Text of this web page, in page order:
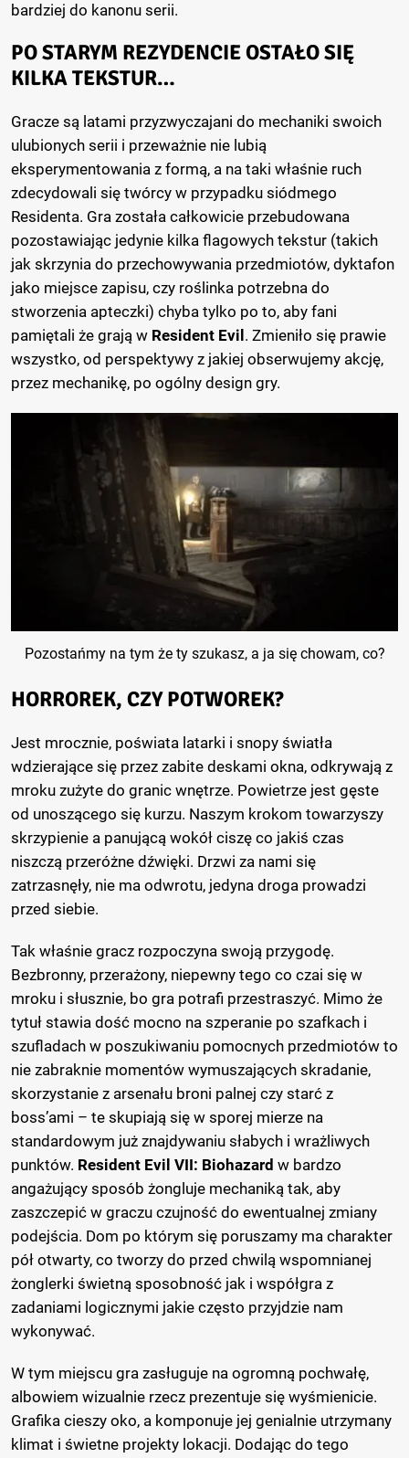
bardziej do kanonu serii.
PO STARYM REZYDENCIE OSTAŁO SIĘ
KILKA TEKSTUR…
Gracze są latami przyzwyczajani do mechaniki swoich
ulubionych serii i przeważnie nie lubią
eksperymentowania z formą, a na taki właśnie ruch
zdecydowali się twórcy w przypadku siódmego
Residenta. Gra została całkowicie przebudowana
pozostawiając jedynie kilka flagowych tekstur (takich
jak skrzynia do przechowywania przedmiotów, dyktafon
jako miejsce zapisu, czy roślinka potrzebna do
stworzenia apteczki) chyba tylko po to, aby fani
pamiętali że grają w Resident Evil . Zmieniło się prawie
wszystko, od perspektywy z jakiej obserwujemy akcję,
przez mechanikę, po ogólny design gry.
Pozostańmy na tym że ty szukasz, a ja się chowam, co?
HORROREK, CZY POTWOREK?
Jest mrocznie, poświata latarki i snopy światła
wdzierające się przez zabite deskami okna, odkrywają z
mroku zużyte do granic wnętrze. Powietrze jest gęste
od unoszącego się kurzu. Naszym krokom towarzyszy
skrzypienie a panującą wokół ciszę co jakiś czas
niszczą przeróżne dźwięki. Drzwi za nami się
zatrzasnęły, nie ma odwrotu, jedyna droga prowadzi
przed siebie.
Tak właśnie gracz rozpoczyna swoją przygodę.
Bezbronny, przerażony, niepewny tego co czai się w
mroku i słusznie, bo gra potrafi przestraszyć. Mimo że
tytuł stawia dość mocno na szperanie po szafkach i
szufladach w poszukiwaniu pomocnych przedmiotów to
nie zabraknie momentów wymuszających skradanie,
skorzystanie z arsenału broni palnej czy starć z
boss’ami – te skupiają się w sporej mierze na
standardowym już znajdywaniu słabych i wrażliwych
punktów. Resident Evil VII: Biohazard w bardzo
angażujący sposób żongluje mechaniką tak, aby
zaszczepić w graczu czujność do ewentualnej zmiany
podejścia. Dom po którym się poruszamy ma charakter
pół otwarty, co tworzy do przed chwilą wspomnianej
żonglerki świetną sposobność jak i współgra z
zadaniami logicznymi jakie często przyjdzie nam
wykonywać.
W tym miejscu gra zasługuje na ogromną pochwałę,
albowiem wizualnie rzecz prezentuje się wyśmienicie.
Grafika cieszy oko, a komponuje jej genialnie utrzymany
klimat i świetne projekty lokacji. Dodając do tego